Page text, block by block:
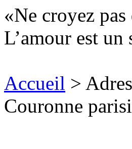
Ne croyez
L’amour est
Accueil >
Couronne